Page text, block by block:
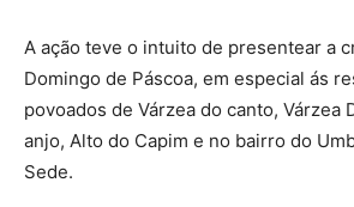
A ação teve o intuito de presentear a
Domingo de Páscoa, em especial ás
povoados de Várzea do canto, Várzea
anjo, Alto do Capim e no bairro do
Sede.